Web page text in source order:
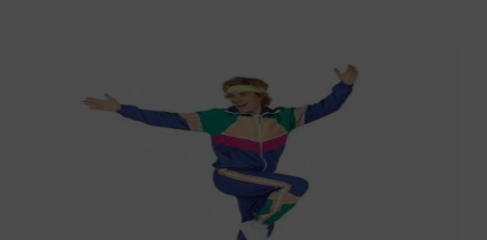
Las
opciones
se
pueden
elegir
en